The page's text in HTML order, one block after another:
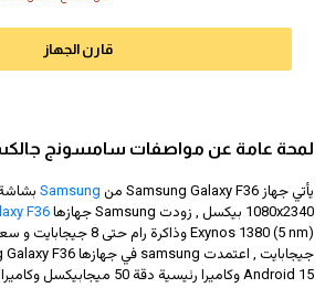
قارن الجهاز
لمحة عامة عن مواصفات سامسونج
يأتي جهاز Samsung Galaxy F36 من Samsungبشاشة
1080x2340 بيكسل , زودت Samsung جهازها F36
Android 15 وكاميرا رئيسية دقة 50 ميجابيكسل وكاميرا سيلفي دقة 13 ميجابيكسل